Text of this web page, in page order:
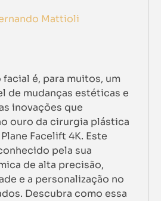
Mattioli
é, para muitos, um
de mudanças estéticas e
inovações que
ouro da cirurgia plástica
Facelift 4K. Este
pela sua
de alta precisão,
e a personalização no
Descubra como essa